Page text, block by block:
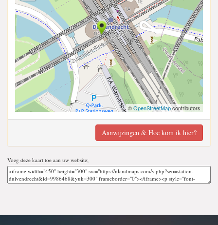
©OpenStreetMapcontributors
Aanwijzingen & Hoe kom ik hier?
Voeg deze kaart toe aan uw website;